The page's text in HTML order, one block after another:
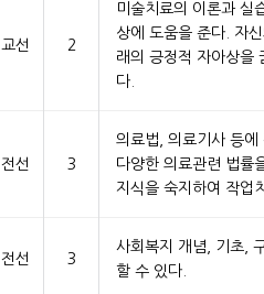
교선 2
미술치료의 이론과 실
상에 도움을 준다. 자
래의 긍정적 자아상을
다.
전선 3
의료법, 의료기사 등
다양한 의료관련 법률
지식을 숙지하여 작업
전선 3
사회복지 개념, 기초,
할 수 있다.